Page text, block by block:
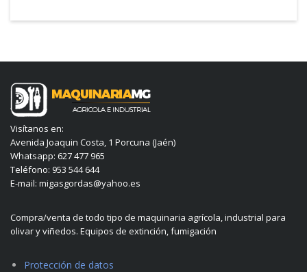
Visítanos en:
Avenida Joaquin Costa, 1 Porcuna (Jaén)
Whatsapp: 627 477 965
Teléfono: 953 544 644
E-mail: migasgordas@yahoo.es
Compra/venta de todo tipo de maquinaria agrícola, industrial para
olivar y viñedos. Equipos de extinción, fumigación
Protección de datos